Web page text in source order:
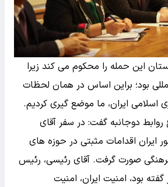
این حمله را محکوم می کند زیرا
بود؛ براین اساس در همان لحظات
اسلامی ایران، ما موضع گیری کردیم.
دوجانبه گفت: در سفر آقای
ایران اقدامات مثبتی در حوزه های
صورت گرفت. آقای رئیسی، رئیس
بود، امنیت ایران، امنیت